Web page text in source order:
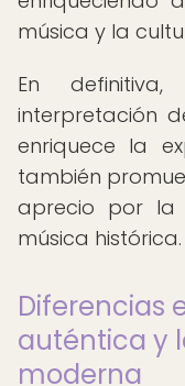
música y la
En
interpretación
enriquece la
también
aprecio por la
música histórica.
Diferencias
auténtica y
moderna